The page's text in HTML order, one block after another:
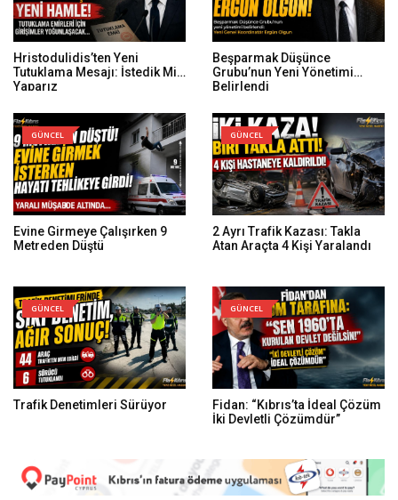
Hristodulidis’ten Yeni
Tutuklama Mesajı: İstedik Mi
Yaparız
Beşparmak Düşünce
Grubu’nun Yeni Yönetimi
Belirlendi
GÜNCEL
Evine Girmeye Çalışırken 9
Metreden Düştü
GÜNCEL
2 Ayrı Trafik Kazası: Takla
Atan Araçta 4 Kişi Yaralandı
GÜNCEL
Trafik Denetimleri Sürüyor
GÜNCEL
Fidan: “Kıbrıs’ta İdeal Çözüm
İki Devletli Çözümdür”